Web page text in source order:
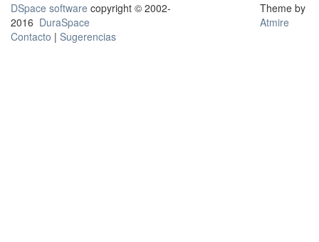
DSpace software copyright © 2002-
2016 DuraSpace
Contacto | Sugerencias
Theme by
Atmire